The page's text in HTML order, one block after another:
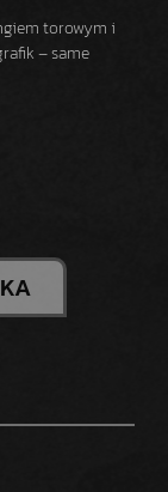
torowym i
– same